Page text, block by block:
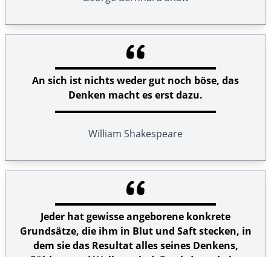
An sich ist nichts weder gut noch böse, das
Denken macht es erst dazu.
William Shakespeare
Jeder hat gewisse angeborene konkrete
Grundsätze, die ihm in Blut und Saft stecken, in
dem sie das Resultat alles seines Denkens,